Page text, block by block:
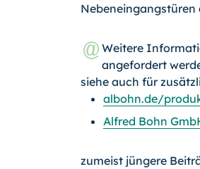
Nebeneingangstüren
Weitere
angefordert
siehe auch für
albohn.de/
Alfred Bohn
zumeist jüngere